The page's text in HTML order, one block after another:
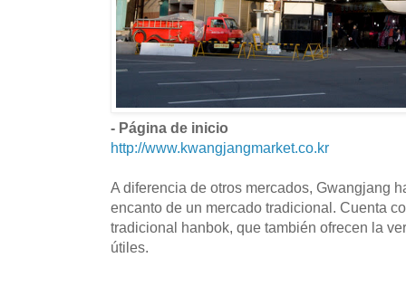
- Página de inicio
http://www.kwangjangmarket.co.kr
A diferencia de otros mercados, Gwangjang
encanto de un mercado tradicional. Cuenta
tradicional hanbok, que también ofrecen la
útiles.